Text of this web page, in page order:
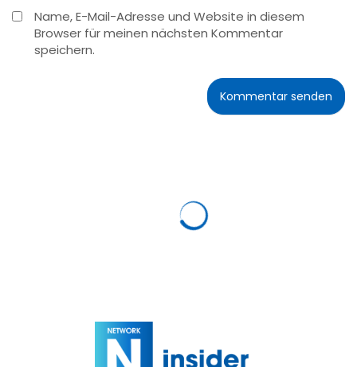
Name, E-Mail-Adresse und Website in diesem
Browser für meinen nächsten Kommentar
speichern.